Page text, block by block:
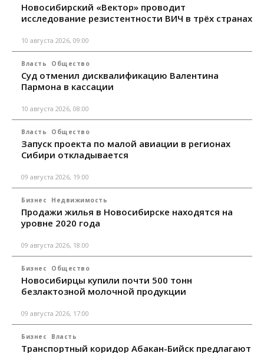
Новосибирский «Вектор» проводит
исследование резистентности ВИЧ в трёх странах
10 августа 2026, 09:00
Власть Общество
Суд отменил дисквалификацию Валентина
Пармона в кассации
10 августа 2026, 08:00
Власть Общество
Запуск проекта по малой авиации в регионах
Сибири откладывается
09 августа 2026, 19:00
Бизнес Недвижимость
Продажи жилья в Новосибирске находятся на
уровне 2020 года
09 августа 2026, 18:00
Бизнес Общество
Новосибирцы купили почти 500 тонн
безлактозной молочной продукции
09 августа 2026, 17:00
Бизнес Власть
Транспортный коридор Абакан-Бийск предлагают